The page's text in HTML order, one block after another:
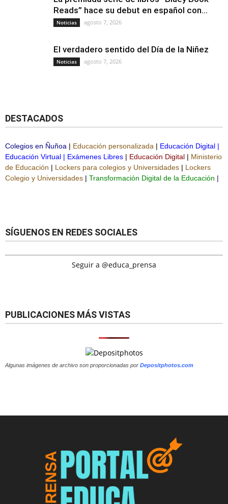
Reads” hace su debut en español con...
Noticias agosto 7, 2026
El verdadero sentido del Día de la Niñez
Noticias agosto 7, 2026
DESTACADOS
Colegios en Ñuñoa | Educación personalizada | Educación Digital |
Educación Virtual | Exámenes Libres | Educación Digital | Ministerio
de Educación | Lockers para colegios y Universidades | Lockers
Colegio y Universidades | Transformación Digital de la Educación |
SÍGUENOS EN REDES SOCIALES
Seguir a @educa_prensa
PUBLICACIONES MÁS VISTAS
Algunas imágenes de archivo son proporcionadas por Depositphotos.com